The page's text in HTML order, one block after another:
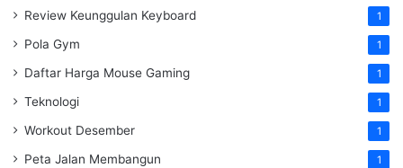
Review Keunggulan Keyboard 1
Pola Gym 1
Daftar Harga Mouse Gaming 1
Teknologi 1
Workout Desember 1
Peta Jalan Membangun 1